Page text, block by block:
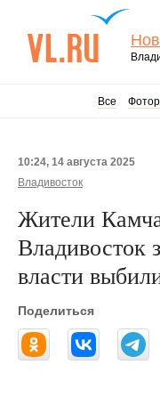
Все
10:24, 14 августа 2025
Владивосток
Жители
Владивосток
власти
Поделиться